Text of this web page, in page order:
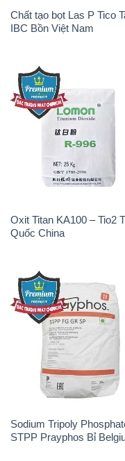
Chất tạo bọt Las P Tico
IBC Bồn Việt Nam
Oxit Titan KA100 – Tio2
Quốc China
Sodium Tripoly
STPP Prayphos Bỉ